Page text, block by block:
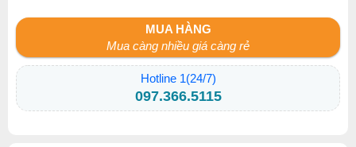
MUA HÀNG
Mua càng nhiều giá càng rẻ
Hotline 1(24/7)
097.366.5115